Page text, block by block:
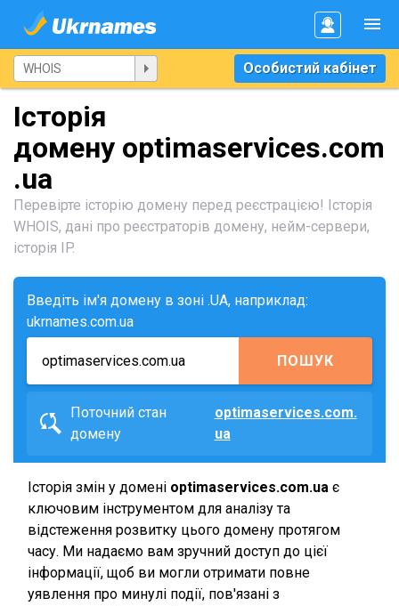
Особистий кабінет
Історія
домену optimaservices.com
.ua
Перевірте історію домену перед реєстрацією! Історія
WHOIS, дані про реєстраторів домену, нейм-сервери,
історія IP.
Введіть ім'я домену в зоні .UA, наприклад:
ukrnames.com.ua
ПОШУК
Поточний стан
домену
optimaservices.com.
ua
Історія змін у домені optimaservices.com.ua є
ключовим інструментом для аналізу та
відстеження розвитку цього домену протягом
часу. Ми надаємо вам зручний доступ до цієї
інформації, щоб ви могли отримати повне
уявлення про минулі події, пов'язані з